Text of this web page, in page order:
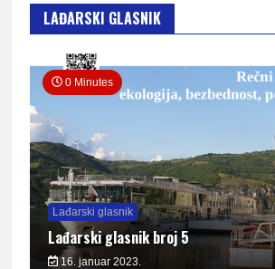
LAĐARSKI GLASNIK
0 Minutes
Lađarski glasnik
Lađarski glasnik broj 5
16. januar 2023.